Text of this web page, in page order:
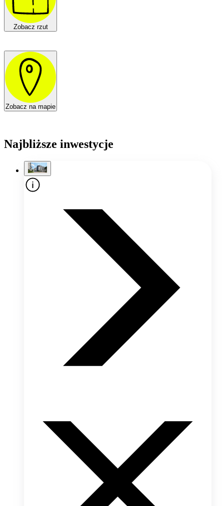
Zobacz rzut
Zobacz na mapie
Najbliższe inwestycje